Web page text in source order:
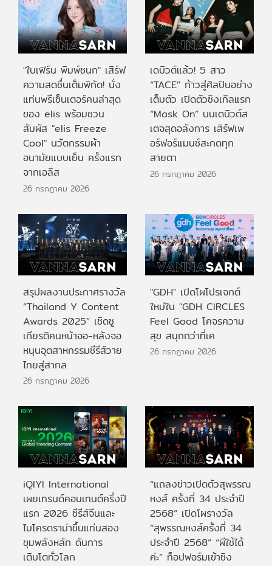
"ใบเฟิร์น พิมพ์ชนก" เสิร์ฟ
ความสดชื่นเต็มพิกัด! นั่ง
แท่นพรีเซ็นเตอร์คนล่าสุด
ของ elis พร้อมชวน
สัมผัส "elis Freeze
Cool" นวัตกรรมผ้า
อนามัยแบบเย็น ครั้งแรก
จากเอลิส
26 กรกฎาคม 2026
เดบิวต์แล้ว! 5 สาว
“TACE” ก้าวสู่ศิลปินอย่าง
เต็มตัว เปิดตัวซิงเกิลแรก
“Mask On” บนเดบิวต์ส
เตจสุดอลังการ เสิร์ฟเพ
อร์ฟอร์แมนซ์สะกดทุก
สายตา
26 กรกฎาคม 2026
สรุปผลงานประกาศรางวัล
“Thailand Y Content
Awards 2025” เชิดชู
เกียรติคนหน้าจอ-หลังจอ
หนุนอุตสาหกรรมซีรีส์วาย
ไทยสู่สากล
26 กรกฎาคม 2026
"GDH" เปิดโผโปรเจกต์
ใหม่ใน "GDH CIRCLES
Feel Good โคจรความ
สุข สนุกกว่าที่เค
26 กรกฎาคม 2026
iQIYI International
เผยเทรนด์คอนเทนต์ครึ่งปี
แรก 2026 ซีรีส์จีนและ
ไมโครดราม่าขึ้นแท่นสอง
ขุมพลังหลัก ดันการ
เติบโตทั่วโลก
“แถลงข่าวเปิดตัวสุพรรณ
หงส์ ครั้งที่ 34 ประจำปี
2568” เปิดโผรางวัล
“สุพรรณหงส์ครั้งที่ 34
ประจำปี 2568” “ผีใช้ได้
ค่ะ” ท็อปฟอร์มเข้าชิง